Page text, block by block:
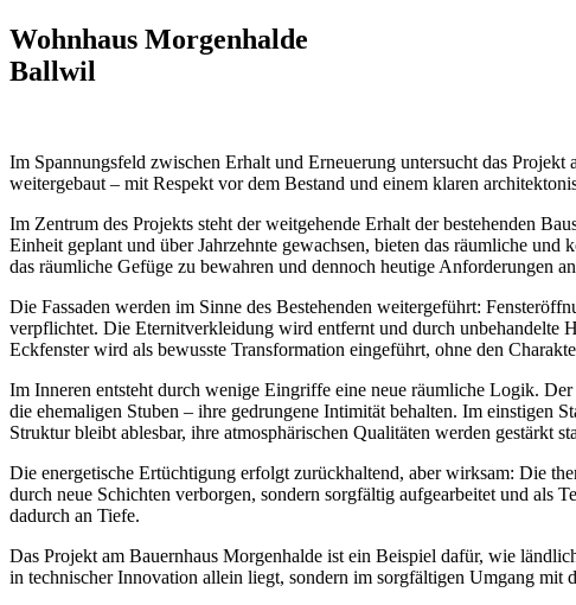
Wohnhaus Morgenhalde
Ballwil
Im Spannungsfeld zwischen Erhalt und Erneuerung untersucht das
weitergebaut – mit Respekt vor dem Bestand und einem klaren
Im Zentrum des Projekts steht der weitgehende Erhalt der bestehenden
Einheit geplant und über Jahrzehnte gewachsen, bieten das räumliche
das räumliche Gefüge zu bewahren und dennoch heutige Anforderungen
Die Fassaden werden im Sinne des Bestehenden weitergeführt:
verpflichtet. Die Eternitverkleidung wird entfernt und durch unbehandelte
Eckfenster wird als bewusste Transformation eingeführt, ohne den
Im Inneren entsteht durch wenige Eingriffe eine neue räumliche Logik.
die ehemaligen Stuben – ihre gedrungene Intimität behalten. Im einstigen
Struktur bleibt ablesbar, ihre atmosphärischen Qualitäten werden gestärkt
Die energetische Ertüchtigung erfolgt zurückhaltend, aber wirksam: Die
durch neue Schichten verborgen, sondern sorgfältig aufgearbeitet und als
dadurch an Tiefe.
Das Projekt am Bauernhaus Morgenhalde ist ein Beispiel dafür, wie
in technischer Innovation allein liegt, sondern im sorgfältigen Umgang mit